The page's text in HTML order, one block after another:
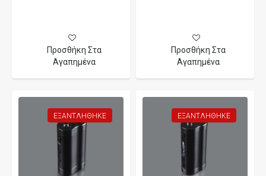
Προσθήκη Στα
Αγαπημένα
Προσθήκη Στα
Αγαπημένα
ΕΞΑΝΤΛΉΘΗΚΕ ΕΞΑΝΤΛΉΘΗΚΕ